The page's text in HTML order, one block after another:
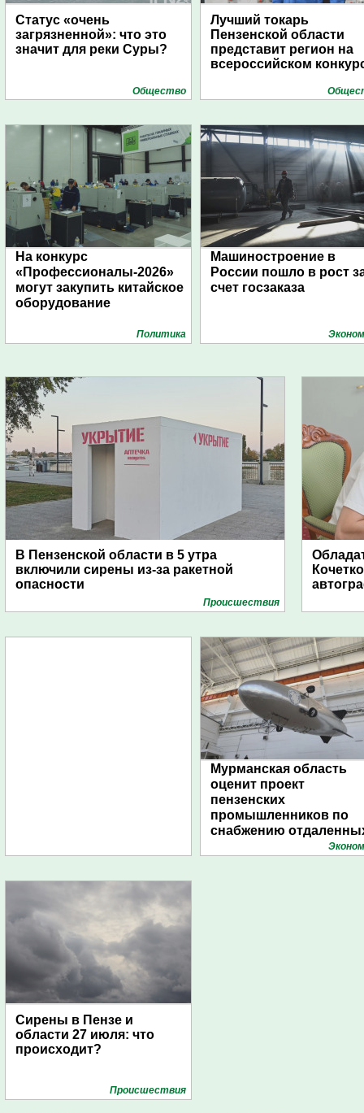
Статус «очень
загрязненной»: что это
значит для реки Суры?
Общество
Лучший токарь
Пензенской области
представит регион на
всероссийском
На конкурс
«Профессионалы-2026»
могут закупить китайское
оборудование
Политика
Машиностроение в
России пошло в рост
счет госзаказа
В Пензенской области в 5 утра
включили сирены из-за ракетной
опасности
Проиcшествия
Мурманская область
оценит проект
пензенских
промышленников по
снабжению
поселений с помощью
Сирены в Пензе и
области 27 июля: что
происходит?
Проиcшествия